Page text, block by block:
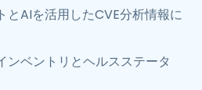
とAIを活用したCVE分析情報に
ンベントリとヘルスステータ